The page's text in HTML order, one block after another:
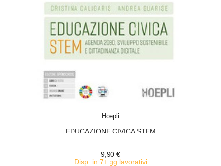
Hoepli
EDUCAZIONE CIVICA STEM
9,90 €
Disp. in 7+ gg lavorativi